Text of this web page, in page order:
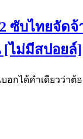
ซับไทยจัด
[ไม่มีสปอยล์]
บอกได้คำเดียวว่า